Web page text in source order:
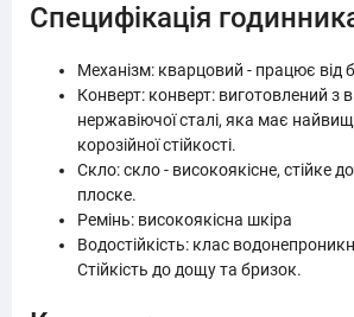
Специфікація
Механізм: кварцовий - працює від
Конверт: конверт: виготовлений з
нержавіючої сталі, яка має
корозійної стійкості.
Скло: скло - високоякісне, стійке
плоске.
Ремінь: високоякісна шкіра
Водостійкість: клас
Стійкість до дощу та бризок.